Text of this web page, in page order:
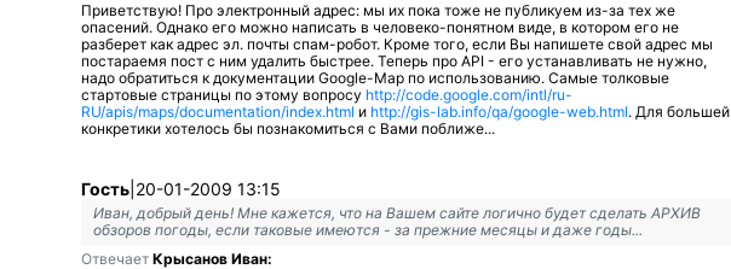
Приветствую! Про электронный адрес: мы их пока тоже не публикуем из-за тех же
опасений. Однако его можно написать в человеко-понятном виде, в котором его не
разберет как адрес эл. почты спам-робот. Кроме того, если Вы напишете свой адрес мы
постараемя пост с ним удалить быстрее. Теперь про API - его устанавливать не нужно,
надо обратиться к документации Google-Map по использованию. Самые толковые
стартовые страницы по этому вопросу http://code.google.com/intl/ru-
RU/apis/maps/documentation/index.html и http://gis-lab.info/qa/google-web.html. Для большей
конкретики хотелось бы познакомиться с Вами поближе...
Гость 20-01-2009 13:15
Иван, добрый день! Мне кажется, что на Вашем сайте логично будет сделать АРХИВ
обзоров погоды, если таковые имеются - за прежние месяцы и даже годы...
Отвечает Крысанов Иван: